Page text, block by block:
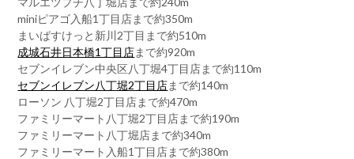
miniピアゴ入船1丁目店まで約350m
まいばすけっと新川2丁目まで約510m
成城石井日本橋1丁目店まで約920m
セブンイレブン中央区八丁堀4丁目店まで約110m
セブンイレブン八丁堀2丁目店まで約140m
ローソン 八丁堀2丁目店まで約470m
ファミリーマート八丁堀2丁目店まで約190m
ファミリーマート八丁堀店まで約340m
ファミリーマート入船1丁目店まで約380m